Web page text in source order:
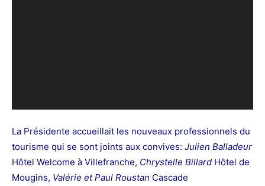
La Présidente accueillait les nouveaux professionnels du
tourisme qui se sont joints aux convives: Julien Balladeur
Hôtel Welcome à Villefranche, Chrystelle Billard Hôtel de
Mougins, Valérie et Paul Roustan Cascade